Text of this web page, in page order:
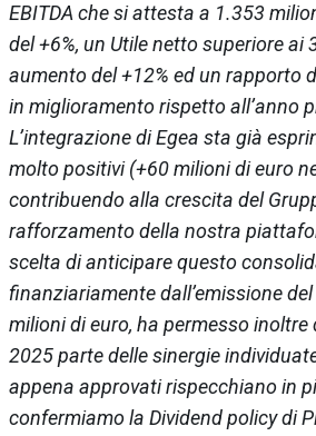
EBITDA che si attesta a 1.353
del +6%, un Utile netto superiore ai
aumento del +12% ed un rapporto
in miglioramento rispetto all’anno
L’integrazione di Egea sta già
molto positivi (+60 milioni di euro
contribuendo alla crescita del
rafforzamento della nostra
scelta di anticipare questo
finanziariamente dall’emissione
milioni di euro, ha permesso inoltre
2025 parte delle sinergie
appena approvati rispecchiano in
confermiamo la Dividend policy di